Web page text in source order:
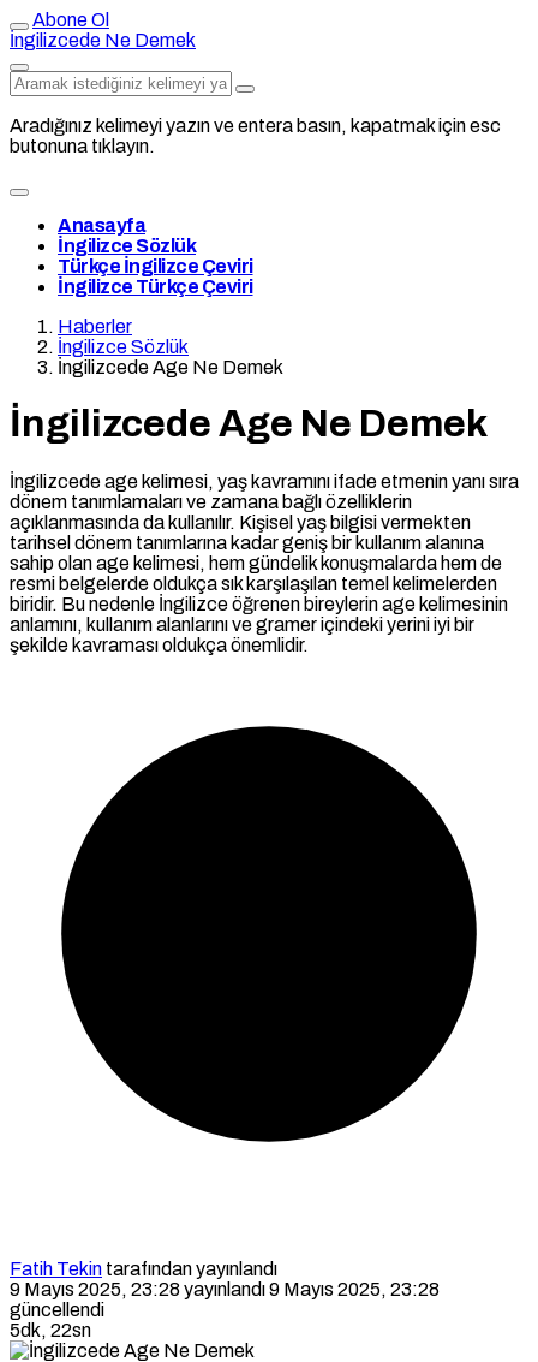
Abone Ol
İngilizcede Ne Demek
Aradığınız kelimeyi yazın ve entera basın, kapatmak için esc
butonuna tıklayın.
Anasayfa
İngilizce Sözlük
Türkçe İngilizce Çeviri
İngilizce Türkçe Çeviri
Haberler
İngilizce Sözlük
İngilizcede Age Ne Demek
İngilizcede Age Ne Demek
İngilizcede age kelimesi, yaş kavramını ifade etmenin yanı sıra
dönem tanımlamaları ve zamana bağlı özelliklerin
açıklanmasında da kullanılır. Kişisel yaş bilgisi vermekten
tarihsel dönem tanımlarına kadar geniş bir kullanım alanına
sahip olan age kelimesi, hem gündelik konuşmalarda hem de
resmi belgelerde oldukça sık karşılaşılan temel kelimelerden
biridir. Bu nedenle İngilizce öğrenen bireylerin age kelimesinin
anlamını, kullanım alanlarını ve gramer içindeki yerini iyi bir
şekilde kavraması oldukça önemlidir.
Fatih Tekin tarafından yayınlandı
9 Mayıs 2025, 23:28yayınlandı9 Mayıs 2025, 23:28
güncellendi
5dk, 22sn